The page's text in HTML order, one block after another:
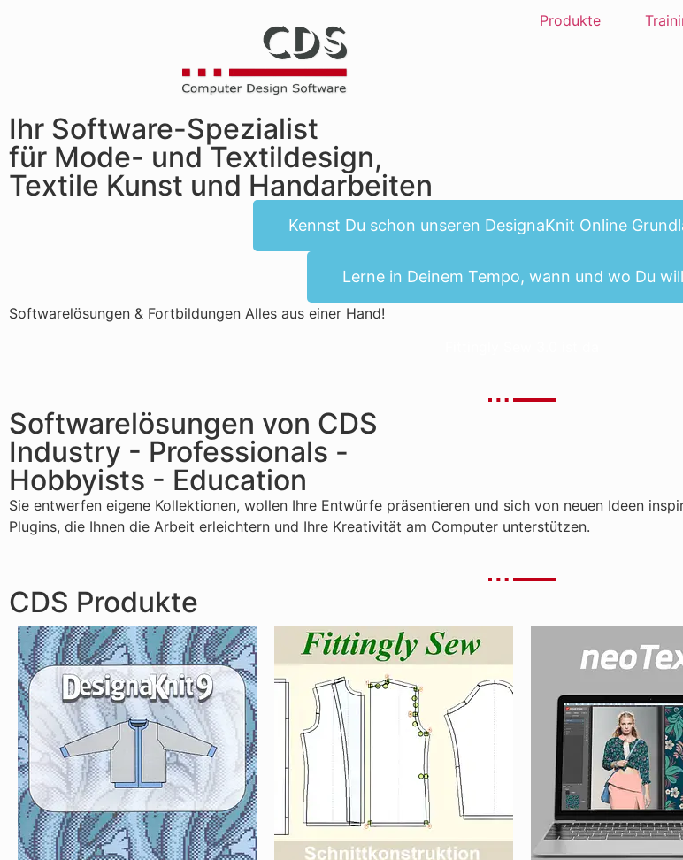
Produkte
Ihr Software-Spezialist
für Mode- und Textildesign,
Textile Kunst und Handarbeiten
Kennst Du schon unseren DesignaKnit Online
Lerne in Deinem Tempo, wann und wo Du
Softwarelösungen & Fortbildungen Alles aus einer Hand!
Softwarelösungen von CDS
Industry - Professionals -
Hobbyists - Education
Sie entwerfen eigene Kollektionen, wollen Ihre Entwürfe präsentieren und sich von neuen Ideen
Plugins, die Ihnen die Arbeit erleichtern und Ihre Kreativität am Computer unterstützen.
CDS Produkte